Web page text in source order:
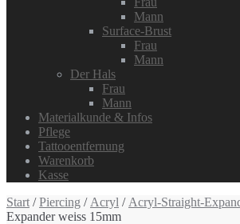
Mann
Surface-Brust
Frau
Mann
Der Hals
Frau
Mann
Materialkunde & Infos
Pflege
Tattooentfernung
Warenkorb
Kasse
Start /Piercing / Acryl / Acryl-Straight-
Expander weiss 15mm